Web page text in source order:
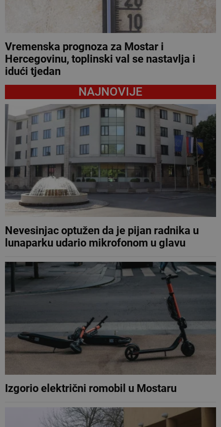
Vremenska prognoza za Mostar i
Hercegovinu, toplinski val se nastavlja i
idući tjedan
NAJNOVIJE
Nevesinjac optužen da je pijan radnika u
lunaparku udario mikrofonom u glavu
Izgorio električni romobil u Mostaru